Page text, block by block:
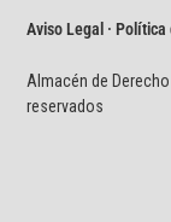
Aviso Legal ·
Almacén de
reservados